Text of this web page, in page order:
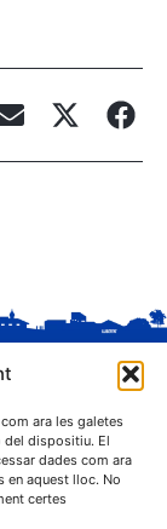
ara les galetes
del dispositiu. El
dades com ara
en aquest lloc. No
certes